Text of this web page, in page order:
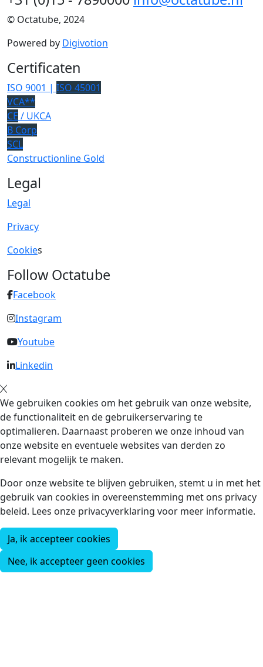
© Octatube, 2024
Powered by Digivotion
Certificaten
ISO 9001 | ISO 45001
VCA**
CE / UKCA
B Corp
SCL
Constructionline Gold
Legal
Legal
Privacy
Cookies
Follow Octatube
Facebook
Instagram
Youtube
Linkedin
We gebruiken cookies om het gebruik van onze website,
de functionaliteit en de gebruikerservaring te
optimalieren. Daarnaast proberen we onze inhoud van
onze website en eventuele websites van derden zo
relevant mogelijk te maken.
Door onze website te blijven gebruiken, stemt u in met het
gebruik van cookies in overeenstemming met ons privacy
beleid. Lees onze privacyverklaring voor meer informatie.
Ja, ik accepteer cookies
Nee, ik accepteer geen cookies